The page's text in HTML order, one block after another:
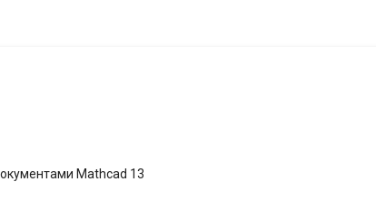
Mathcad 13